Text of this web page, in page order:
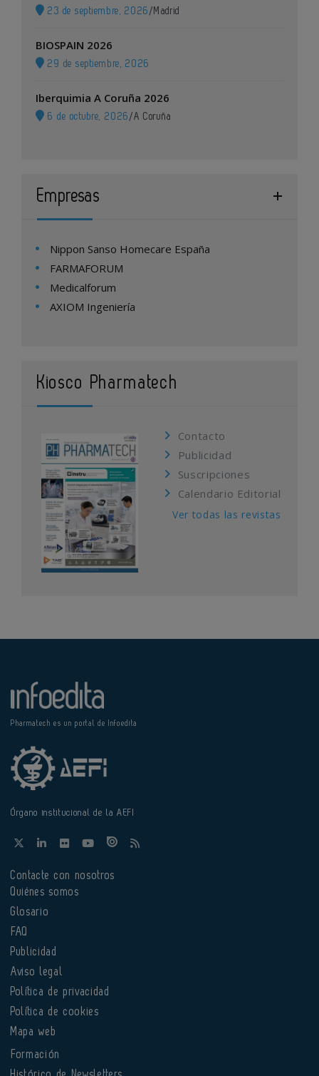
23 de septiembre, 2026 / Madrid
BIOSPAIN 2026
29 de septiembre, 2026
Iberquimia A Coruña 2026
6 de octubre, 2026 /A Coruña
Empresas
Nippon Sanso Homecare España
FARMAFORUM
Medicalforum
AXIOM Ingeniería
Kiosco Pharmatech
Contacto
Publicidad
Suscripciones
Calendario Editorial
Ver todas las revistas
Pharmatech es un portal de Infoedita
Órgano institucional de la AEFI
Contacte con nosotros
Quiénes somos
Glosario
FAQ
Publicidad
Aviso legal
Política de privacidad
Política de cookies
Mapa web
Formación